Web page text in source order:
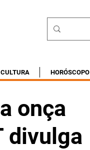
CULTURA HORÓSCOPO
onça
divulga